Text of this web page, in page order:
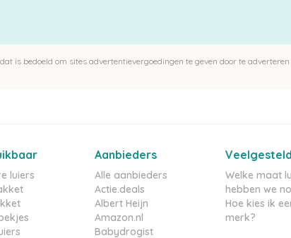
is bedoeld om sites advertentievergoedingen te geven door te
luiers
Aanbieders
Alle aanbieders
Actie.deals
Albert Heijn
Amazon.nl
Babydrogist
Welke maat
hebben we
Hoe kies ik
merk?